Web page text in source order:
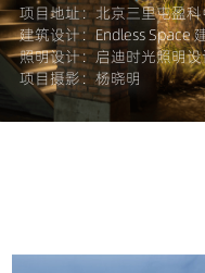
项目地址：北京三里屯盈
建筑设计：Endless Space
照明设计：启迪时光照明
项目摄影：杨晓明